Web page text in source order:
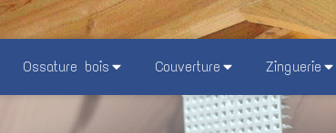
Ossature bois Couverture Zinguerie